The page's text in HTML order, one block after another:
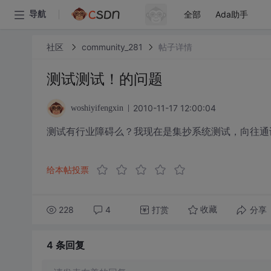
导航 全部 Ada助手
社区 community_281 帖子详情
测试测试！的问题
woshiyifengxin 2010-11-17 12:00:04
测试有行业障碍么？我现在是集抄系统测试，向往
给本帖投票
228 4 打赏 收藏 分享
4 条回复